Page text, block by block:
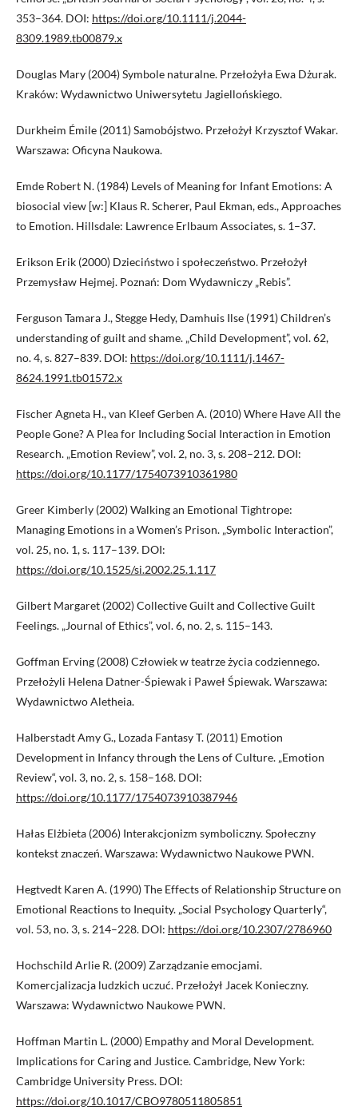
353–364. DOI: https://doi.org/10.1111/j.2044-
8309.1989.tb00879.x
Douglas Mary (2004) Symbole naturalne. Przełożyła Ewa Dżurak.
Kraków: Wydawnictwo Uniwersytetu Jagiellońskiego.
Durkheim Émile (2011) Samobójstwo. Przełożył Krzysztof Wakar.
Warszawa: Oficyna Naukowa.
Emde Robert N. (1984) Levels of Meaning for Infant Emotions: A
biosocial view [w:] Klaus R. Scherer, Paul Ekman, eds., Approaches
to Emotion. Hillsdale: Lawrence Erlbaum Associates, s. 1–37.
Erikson Erik (2000) Dzieciństwo i społeczeństwo. Przełożył
Przemysław Hejmej. Poznań: Dom Wydawniczy „Rebis”.
Ferguson Tamara J., Stegge Hedy, Damhuis Ilse (1991) Children’s
understanding of guilt and shame. „Child Development”, vol. 62,
no. 4, s. 827–839. DOI: https://doi.org/10.1111/j.1467-
8624.1991.tb01572.x
Fischer Agneta H., van Kleef Gerben A. (2010) Where Have All the
People Gone? A Plea for Including Social Interaction in Emotion
Research. „Emotion Review”, vol. 2, no. 3, s. 208–212. DOI:
https://doi.org/10.1177/1754073910361980
Greer Kimberly (2002) Walking an Emotional Tightrope:
Managing Emotions in a Women’s Prison. „Symbolic Interaction”,
vol. 25, no. 1, s. 117–139. DOI:
https://doi.org/10.1525/si.2002.25.1.117
Gilbert Margaret (2002) Collective Guilt and Collective Guilt
Feelings. „Journal of Ethics”, vol. 6, no. 2, s. 115–143.
Goffman Erving (2008) Człowiek w teatrze życia codziennego.
Przełożyli Helena Datner-Śpiewak i Paweł Śpiewak. Warszawa:
Wydawnictwo Aletheia.
Halberstadt Amy G., Lozada Fantasy T. (2011) Emotion
Development in Infancy through the Lens of Culture. „Emotion
Review“, vol. 3, no. 2, s. 158–168. DOI:
https://doi.org/10.1177/1754073910387946
Hałas Elżbieta (2006) Interakcjonizm symboliczny. Społeczny
kontekst znaczeń. Warszawa: Wydawnictwo Naukowe PWN.
Hegtvedt Karen A. (1990) The Effects of Relationship Structure on
Emotional Reactions to Inequity. „Social Psychology Quarterly“,
vol. 53, no. 3, s. 214–228. DOI: https://doi.org/10.2307/2786960
Hochschild Arlie R. (2009) Zarządzanie emocjami.
Komercjalizacja ludzkich uczuć. Przełożył Jacek Konieczny.
Warszawa: Wydawnictwo Naukowe PWN.
Hoffman Martin L. (2000) Empathy and Moral Development.
Implications for Caring and Justice. Cambridge, New York:
Cambridge University Press. DOI:
https://doi.org/10.1017/CBO9780511805851